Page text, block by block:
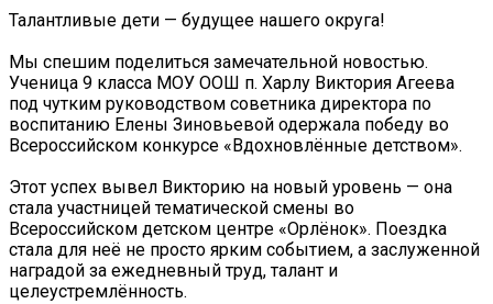
Талантливые дети — будущее нашего округа!
Мы спешим поделиться замечательной новостью.
Ученица 9 класса МОУ ООШ п. Харлу Виктория Агеева
под чутким руководством советника директора по
воспитанию Елены Зиновьевой одержала победу во
Всероссийском конкурсе «Вдохновлённые детством».
Этот успех вывел Викторию на новый уровень — она
стала участницей тематической смены во
Всероссийском детском центре «Орлёнок». Поездка
стала для неё не просто ярким событием, а заслуженной
наградой за ежедневный труд, талант и
целеустремлённость.